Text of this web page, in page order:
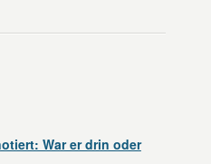
War er drin oder